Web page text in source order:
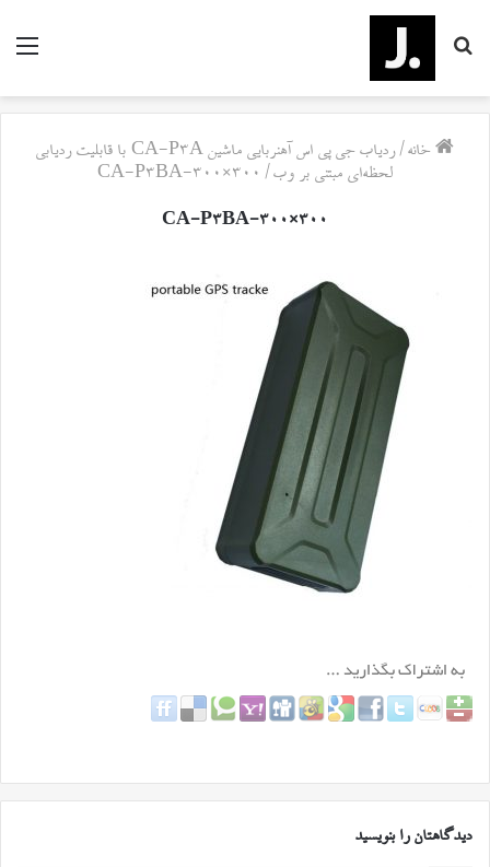
منو
برای
خانه /
ردیاب جی پی اس آهنربایی ماشین CA-P3A با قابلیت ردیابی
لحظه‌ای مبتنی بر وب /
CA-P3BA-300×300
CA-P3BA-300×300
دیدگاهتان را بنویسید